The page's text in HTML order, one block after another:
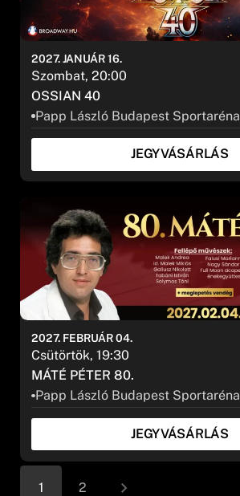
OSSIAN 40
Papp László Budapest Sportaréna
2027. JANUÁR 16.
Szombat, 20:00
JEGYVÁSÁRLÁS
MÁTÉ PÉTER 80.
Papp László Budapest Sportaréna
2027. FEBRUÁR 04.
Csütörtök, 19:30
JEGYVÁSÁRLÁS
1 2